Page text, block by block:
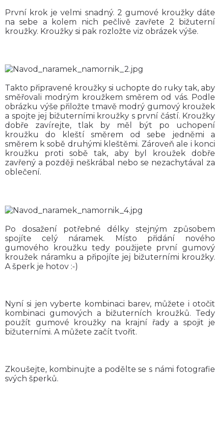
První krok je velmi snadný. 2 gumové kroužky dáte
na sebe a kolem nich pečlivě zavřete 2 bižuterní
kroužky. Kroužky si pak rozložte viz obrázek výše.
Takto připravené kroužky si uchopte do ruky tak, aby
směřovali modrým kroužkem směrem od vás. Podle
obrázku výše přiložte tmavě modrý gumový kroužek
a spojte jej bižuterními kroužky s první částí. Kroužky
dobře zavírejte, tlak by měl být po uchopení
kroužku do kleští směrem od sebe jedněmi a
směrem k sobě druhými kleštěmi. Zároveň ale i konci
kroužku proti sobě tak, aby byl kroužek dobře
zavřený a později neškrábal nebo se nezachytával za
oblečení.
Po dosažení potřebné délky stejným způsobem
spojíte celý náramek. Místo přidání nového
gumového kroužku tedy použijete první gumový
kroužek náramku a připojíte jej bižuterními kroužky.
A šperk je hotov :-)
Nyní si jen vyberte kombinaci barev, můžete i otočit
kombinaci gumových a bižuterních kroužků. Tedy
použít gumové kroužky na krajní řady a spojit je
bižuterními. A můžete začít tvořit.
Zkoušejte, kombinujte a podělte se s námi fotografie
svých šperků.